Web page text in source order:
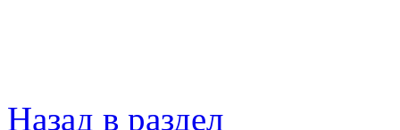
Назад в раздел